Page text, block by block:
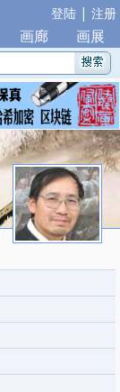
登陆 | 注册
画廊 画展